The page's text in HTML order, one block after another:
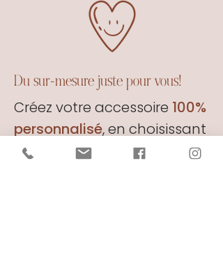
Du sur-mesure juste pour vous!
Créez votre accessoire 100%
personnalisé, en choisissant
votre
tailleet votre coloris